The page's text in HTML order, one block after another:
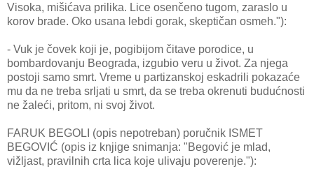
Visoka, mišićava prilika. Lice osenčeno tugom, zaraslo u
korov brade. Oko usana lebdi gorak, skeptičan osmeh."):
- Vuk je čovek koji je, pogibijom čitave porodice, u
bombardovanju Beograda, izgubio veru u život. Za njega
postoji samo smrt. Vreme u partizanskoj eskadrili pokazaće
mu da ne treba srljati u smrt, da se treba okrenuti budućnosti
ne žaleći, pritom, ni svoj život.
FARUK BEGOLI (opis nepotreban) poručnik ISMET
BEGOVIĆ (opis iz knjige snimanja: "Begović je mlad,
vižljast, pravilnih crta lica koje ulivaju poverenje."):